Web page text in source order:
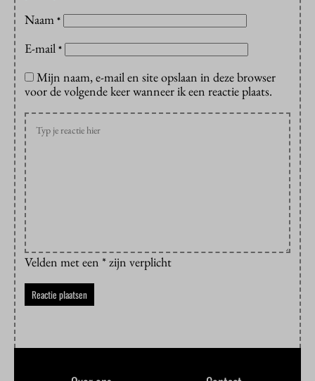
Naam *
E-mail *
Mijn naam, e-mail en site opslaan in deze browser
voor de volgende keer wanneer ik een reactie plaats.
Velden met een * zijn verplicht